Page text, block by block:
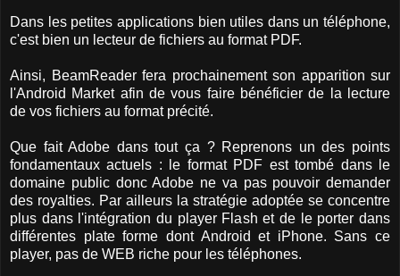
Dans les petites applications bien utiles dans un téléphone,
c'est bien un lecteur de fichiers au format PDF.
Ainsi, BeamReader fera prochainement son apparition sur
l'Android Market afin de vous faire bénéficier de la lecture
de vos fichiers au format précité.
Que fait Adobe dans tout ça ? Reprenons un des points
fondamentaux actuels : le format PDF est tombé dans le
domaine public donc Adobe ne va pas pouvoir demander
des royalties. Par ailleurs la stratégie adoptée se concentre
plus dans l'intégration du player Flash et de le porter dans
différentes plate forme dont Android et iPhone. Sans ce
player, pas de WEB riche pour les téléphones.